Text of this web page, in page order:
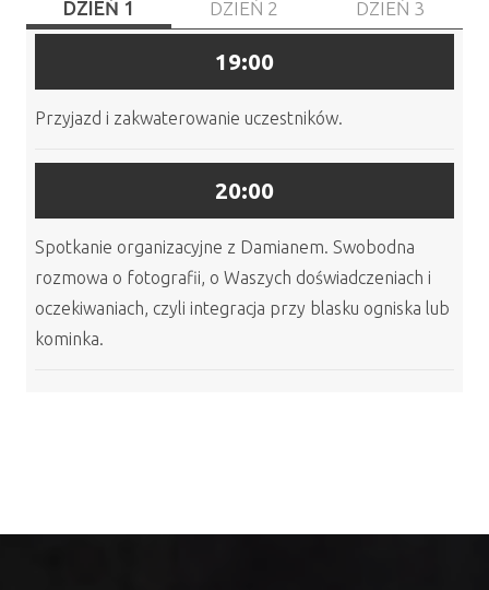
DZIEŃ 1 DZIEŃ 2 DZIEŃ 3
19:00
Przyjazd i zakwaterowanie uczestników.
20:00
Spotkanie organizacyjne z Damianem. Swobodna
rozmowa o fotografii, o Waszych doświadczeniach i
oczekiwaniach, czyli integracja przy blasku ogniska lub
kominka.